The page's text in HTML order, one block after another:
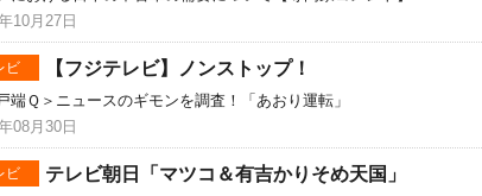
10月27日
ビ 【フジテレビ】ノンストップ！
端Ｑ＞ニュースのギモンを調査！「あおり運転」
08月30日
ビ テレビ朝日「マツコ＆有吉かりそめ天国」